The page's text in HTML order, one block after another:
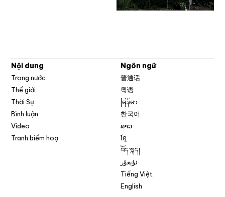
Nội dung
Trong nước
Thế giới
Thời Sự
Bình luận
Video
Tranh biếm hoạ
Ngôn ngữ
普通话
粤语
မြန်မာ
한국어
ລາວ
ខ្មែ
བོད་སྐད།
ئۇيغۇر
Tiếng Việt
English